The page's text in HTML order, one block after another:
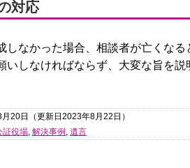
対応
しなかった場合、相談者が亡くな
いしなければならず、大変な旨を
20日
（更新日2023年8月22日）
証役場, 解決事例 , 遺言